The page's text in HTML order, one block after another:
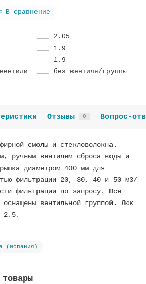
В сравнение
2.05
1.9
1.9
без вентиля/группы
Отзывы 0 Вопрос-
смолы и стекловолокна.
ручным вентилем сброса воды и
диаметром 400 мм для
фильтрации 20, 30, 40 и 50 м3/
фильтрации по запросу. Все
вентильной группой. Люк
2.5.
(Испания)